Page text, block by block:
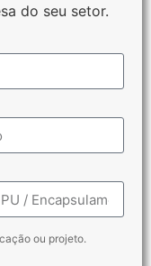
do seu setor.
ou projeto.